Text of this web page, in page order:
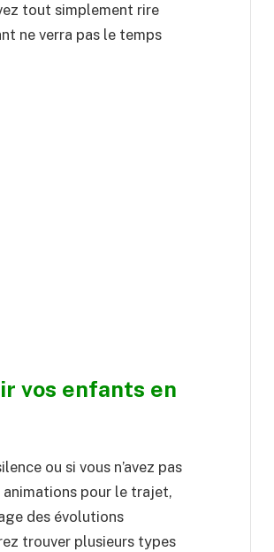
tout simplement rire
ne verra pas le temps
vos enfants en
ou si vous n’avez pas
pour le trajet,
des évolutions
trouver plusieurs types